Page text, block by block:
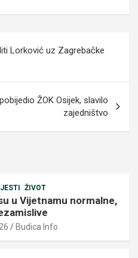
Lorković uz Zagrebačke
ŽOK Osijek, slavilo
zajedništvo
ŽIVOT
u Vijetnamu normalne,
Budica Info